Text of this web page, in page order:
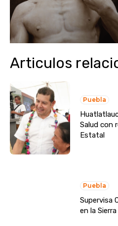
Articulos
Puebla
Salud con
Estatal
Puebla
Supervisa
en la